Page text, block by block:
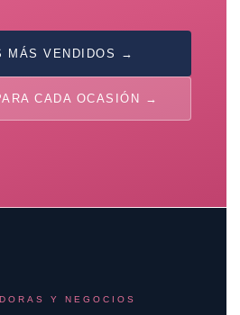
MÁS VENDIDOS →
CADA OCASIÓN →
Y NEGOCIOS